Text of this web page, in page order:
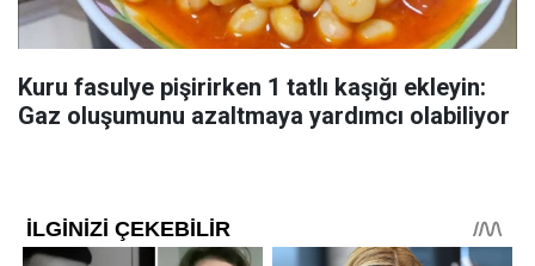
Kuru fasulye pişirirken 1 tatlı kaşığı ekleyin:
Gaz oluşumunu azaltmaya yardımcı olabiliyor